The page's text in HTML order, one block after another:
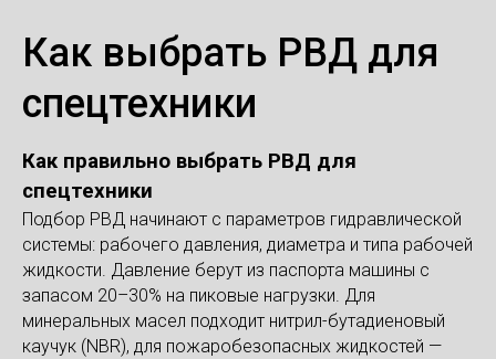
Как выбрать РВД для
спецтехники
Как правильно выбрать РВД для
спецтехники
Подбор РВД начинают с параметров гидравлической
системы: рабочего давления, диаметра и типа рабочей
жидкости. Давление берут из паспорта машины с
запасом 20–30% на пиковые нагрузки. Для
минеральных масел подходит нитрил-бутадиеновый
каучук (NBR), для пожаробезопасных жидкостей —